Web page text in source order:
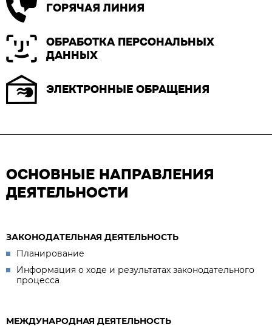
ГОРЯЧАЯ ЛИНИЯ
ОБРАБОТКА ПЕРСОНАЛЬНЫХ
ДАННЫХ
ЭЛЕКТРОННЫЕ ОБРАЩЕНИЯ
ОСНОВНЫЕ НАПРАВЛЕНИЯ
ДЕЯТЕЛЬНОСТИ
ЗАКОНОДАТЕЛЬНАЯ ДЕЯТЕЛЬНОСТЬ
Планирование
Информация о ходе и результатах законодательного
процесса
МЕЖДУНАРОДНАЯ ДЕЯТЕЛЬНОСТЬ